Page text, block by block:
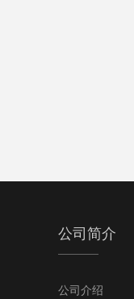
公司简介
公司介绍